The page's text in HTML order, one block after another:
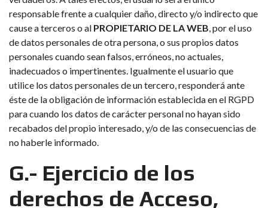
responsable frente a cualquier daño, directo y/o indirecto que
cause a terceros o al PROPIETARIO DE LA WEB, por el uso
de datos personales de otra persona, o sus propios datos
personales cuando sean falsos, erróneos, no actuales,
inadecuados o impertinentes. Igualmente el usuario que
utilice los datos personales de un tercero, responderá ante
éste de la obligación de información establecida en el RGPD
para cuando los datos de carácter personal no hayan sido
recabados del propio interesado, y/o de las consecuencias de
no haberle informado.
G.- Ejercicio de los
derechos de Acceso,